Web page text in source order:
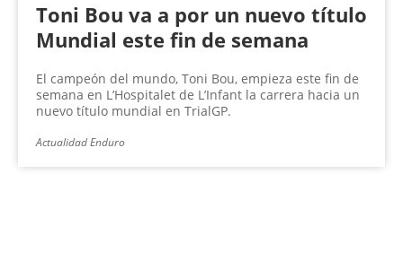
Toni Bou va a por un nuevo título
Mundial este fin de semana
El campeón del mundo, Toni Bou, empieza este fin de
semana en L’Hospitalet de L’Infant la carrera hacia un
nuevo título mundial en TrialGP.
Actualidad Enduro